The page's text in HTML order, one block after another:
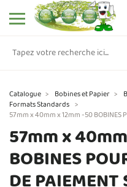
Catalogue > Bobines et Papier >
Formats Standards >
57mm x 40mm x 12mm -50 BOBINES
57mm x
BOBINES